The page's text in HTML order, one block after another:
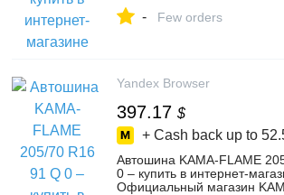
- Few orders
Yandex Browser
397.17 $
+ Cash back up to
Автошина KAMA-FLAME
0 – купить в интернет-
Официальный магазин